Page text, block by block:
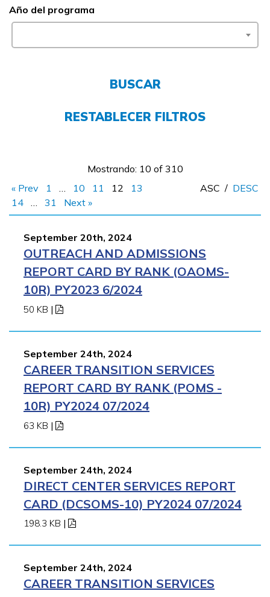
CONECTARSE
COMIENZA YA
Año del programa
BUSCAR
RESTABLECER FILTROS
Mostrando: 10 of 310
« Prev
1 … 10 11 12
13
14 … 31 Next »
ASC / DESC
September 20th, 2024
OUTREACH AND ADMISSIONS
REPORT CARD BY RANK (OAOMS-
10R) PY2023 6/2024
50 KB |
September 24th, 2024
CAREER TRANSITION SERVICES
REPORT CARD BY RANK (POMS -
10R) PY2024 07/2024
63 KB |
September 24th, 2024
DIRECT CENTER SERVICES REPORT
CARD (DCSOMS-10) PY2024 07/2024
198.3 KB |
September 24th, 2024
CAREER TRANSITION SERVICES